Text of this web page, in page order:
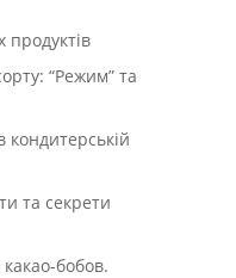
продуктів
“Режим” та
та секрети
бобов.